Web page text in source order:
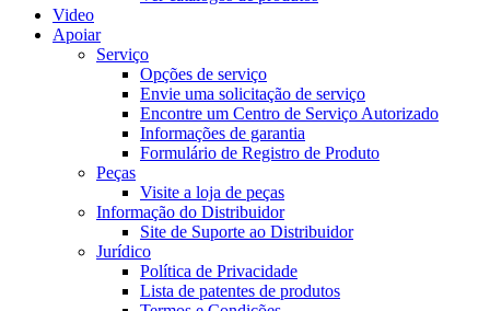
Video
Apoiar
Serviço
Opções de serviço
Envie uma solicitação de serviço
Encontre um Centro de Serviço Autorizado
Informações de garantia
Formulário de Registro de Produto
Peças
Visite a loja de peças
Informação do Distribuidor
Site de Suporte ao Distribuidor
Jurídico
Política de Privacidade
Lista de patentes de produtos